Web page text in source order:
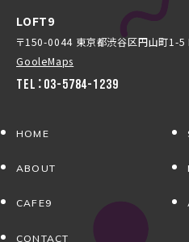
LOFT9
〒150-0044 東京都渋谷区円山町1-5
GooleMaps
TEL：03-5784-1239
HOME
ABOUT
CAFE9
CONTACT